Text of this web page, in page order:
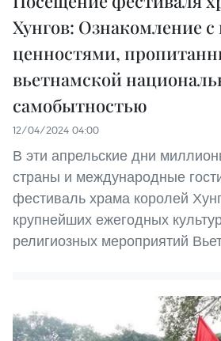
Хунгов: Ознакомление
ценностями,
вьетнамской
самобытностью
12/04/2024 04:00
В эти апрельские дни
страны и международные
фестиваль храма королей
крупнейших ежегодных
религиозных мероприятий